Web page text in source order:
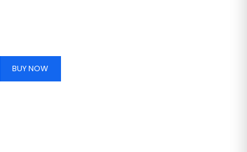
BUY NOW